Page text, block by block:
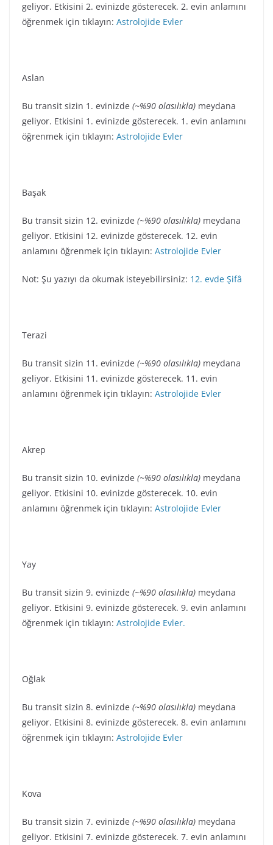
geliyor. Etkisini 2. evinizde gösterecek. 2. evin anlamını
öğrenmek için tıklayın: Astrolojide Evler
Aslan
Bu transit sizin 1. evinizde (~%90 olasılıkla) meydana
geliyor. Etkisini 1. evinizde gösterecek. 1. evin anlamını
öğrenmek için tıklayın: Astrolojide Evler
Başak
Bu transit sizin 12. evinizde (~%90 olasılıkla) meydana
geliyor. Etkisini 12. evinizde gösterecek. 12. evin
anlamını öğrenmek için tıklayın: Astrolojide Evler
Not: Şu yazıyı da okumak isteyebilirsiniz: 12. evde Şifâ
Terazi
Bu transit sizin 11. evinizde (~%90 olasılıkla) meydana
geliyor. Etkisini 11. evinizde gösterecek. 11. evin
anlamını öğrenmek için tıklayın: Astrolojide Evler
Akrep
Bu transit sizin 10. evinizde (~%90 olasılıkla) meydana
geliyor. Etkisini 10. evinizde gösterecek. 10. evin
anlamını öğrenmek için tıklayın: Astrolojide Evler
Yay
Bu transit sizin 9. evinizde (~%90 olasılıkla) meydana
geliyor. Etkisini 9. evinizde gösterecek. 9. evin anlamını
öğrenmek için tıklayın: Astrolojide Evler.
Oğlak
Bu transit sizin 8. evinizde (~%90 olasılıkla) meydana
geliyor. Etkisini 8. evinizde gösterecek. 8. evin anlamını
öğrenmek için tıklayın: Astrolojide Evler
Kova
Bu transit sizin 7. evinizde (~%90 olasılıkla) meydana
geliyor. Etkisini 7. evinizde gösterecek. 7. evin anlamını